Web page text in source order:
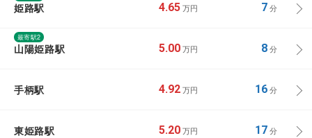
姫路駅 4.65 万円 7分
最寄駅2
山陽姫路駅 5.00 万円 8分
手柄駅 4.92 万円 16分
東姫路駅 5.20 万円 17分